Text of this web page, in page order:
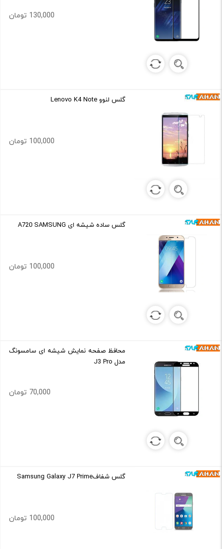
130,000 تومان
گلس لنوو Lenovo K4 Note
100,000 تومان
گلس ساده شیشه ای A720 SAMSUNG
100,000 تومان
محافظ صفحه نمایش شیشه ای سامسونگ
مدل J3 Pro
70,000 تومان
گلس شفافSamsung Galaxy J7 Prime
100,000 تومان